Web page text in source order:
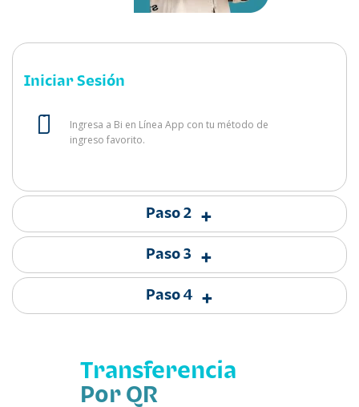
Iniciar Sesión
Ingresa a Bi en Línea App con tu método de
ingreso favorito.
+
Paso 2
+
Paso 3
+
Paso 4
Transferencia
Por QR